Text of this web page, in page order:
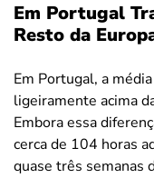
Em Portugal
Resto da
Em Portugal, a
ligeiramente acima
Embora essa
cerca de 104 horas
quase três semanas